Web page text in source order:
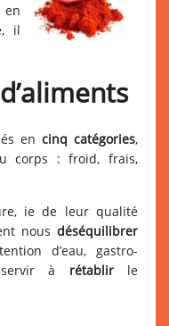
en
il
encinq catégories,
corps : froid, frais,
ie de leur qualité
nousdéséquilibrer
d’eau, gastro-
à rétablirle